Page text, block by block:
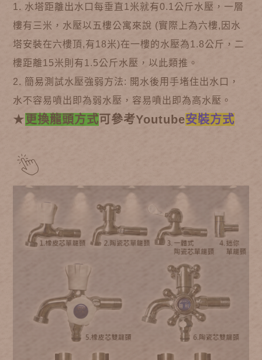
1. 水塔距離出水口每垂直1米就有0.1公斤水壓，一層
樓有三米，水壓以五樓公寓來說 (實際上為六樓,因水
塔安裝在六樓頂,有18米)在一樓的水壓為1.8公斤，二
樓距離15米則有1.5公斤水壓，以此類推。
2. 簡易測試水壓強弱方法: 開水後用手堵住出水口，
水不容易噴出即為弱水壓，容易噴出即為高水壓。
★ 更換龍頭方式可參考Youtube安裝方式